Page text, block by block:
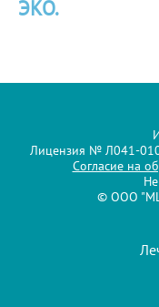
ЭКО.
Лицензия № Л041-
Согласие на
© ООО